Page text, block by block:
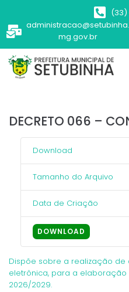
(33)
administracao@setubinha.
mg.gov.br
DECRETO 066 –
Download
Tamanho do Arquivo
Data de Criação
DOWNLOAD
Dispõe sobre a realização de
eletrônica, para a elaboração
2026/2029.